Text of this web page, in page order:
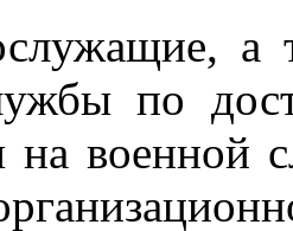
а
по
на военной